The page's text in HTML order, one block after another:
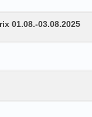
01.08.-03.08.2025